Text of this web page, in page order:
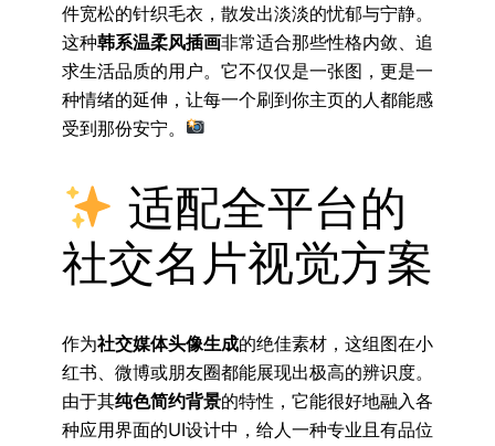
件宽松的针织毛衣，散发出淡淡的忧郁与宁静。
这种韩系温柔风插画非常适合那些性格内敛、追
求生活品质的用户。它不仅仅是一张图，更是一
种情绪的延伸，让每一个刷到你主页的人都能感
受到那份安宁。
适配全平台的
社交名片视觉方案
作为社交媒体头像生成的绝佳素材，这组图在小
红书、微博或朋友圈都能展现出极高的辨识度。
由于其纯色简约背景的特性，它能很好地融入各
种应用界面的UI设计中，给人一种专业且有品位